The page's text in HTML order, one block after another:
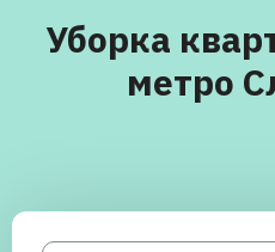
Уборка
метро